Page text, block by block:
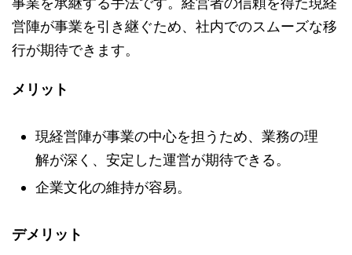
営陣が事業を引き継ぐため、社内でのスムーズな移
行が期待できます。
メリット
現経営陣が事業の中心を担うため、業務の理
解が深く、安定した運営が期待できる。
企業文化の維持が容易。
デメリット